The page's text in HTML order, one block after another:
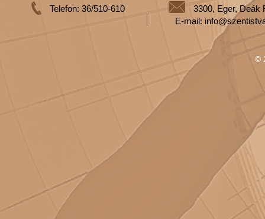
Telefon: 36/510-610
3300, Eger, Deák
E-mail:
©